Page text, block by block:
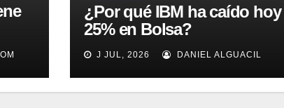
¿Por qué IBM ha caído
25% en Bolsa?
J JUL, 2026 DANIEL ALGUACIL